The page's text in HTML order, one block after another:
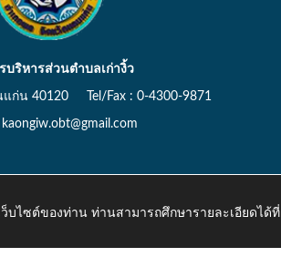
บริหารส่วนตำบลเก่างิ้ว
แก่น 40120 Tel/Fax : 0-4300-9871
ไซต์ของท่าน ท่านสามารถศึกษารายละเอียดได้ที่